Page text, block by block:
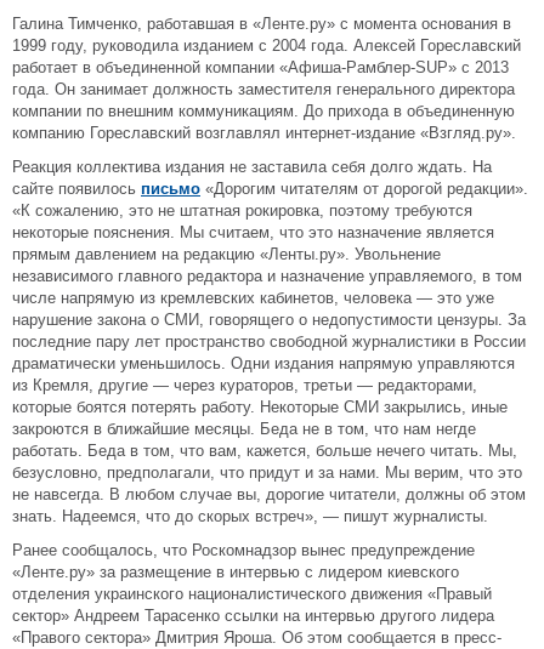
Галина Тимченко, работавшая в «Ленте.ру» с момента основания в
1999 году, руководила изданием с 2004 года. Алексей Гореславский
работает в объединенной компании «Афиша-Рамблер-SUP» с 2013
года. Он занимает должность заместителя генерального директора
компании по внешним коммуникациям. До прихода в объединенную
компанию Гореславский возглавлял интернет-издание «Взгляд.ру».
Реакция коллектива издания не заставила себя долго ждать. На
сайте появилось письмо «Дорогим читателям от дорогой редакции».
«К сожалению, это не штатная рокировка, поэтому требуются
некоторые пояснения. Мы считаем, что это назначение является
прямым давлением на редакцию «Ленты.ру». Увольнение
независимого главного редактора и назначение управляемого, в том
числе напрямую из кремлевских кабинетов, человека — это уже
нарушение закона о СМИ, говорящего о недопустимости цензуры. За
последние пару лет пространство свободной журналистики в России
драматически уменьшилось. Одни издания напрямую управляются
из Кремля, другие — через кураторов, третьи — редакторами,
которые боятся потерять работу. Некоторые СМИ закрылись, иные
закроются в ближайшие месяцы. Беда не в том, что нам негде
работать. Беда в том, что вам, кажется, больше нечего читать. Мы,
безусловно, предполагали, что придут и за нами. Мы верим, что это
не навсегда. В любом случае вы, дорогие читатели, должны об этом
знать. Надеемся, что до скорых встреч», — пишут журналисты.
Ранее сообщалось, что Роскомнадзор вынес предупреждение
«Ленте.ру» за размещение в интервью с лидером киевского
отделения украинского националистического движения «Правый
сектор» Андреем Тарасенко ссылки на интервью другого лидера
«Правого сектора» Дмитрия Яроша. Об этом сообщается в пресс-